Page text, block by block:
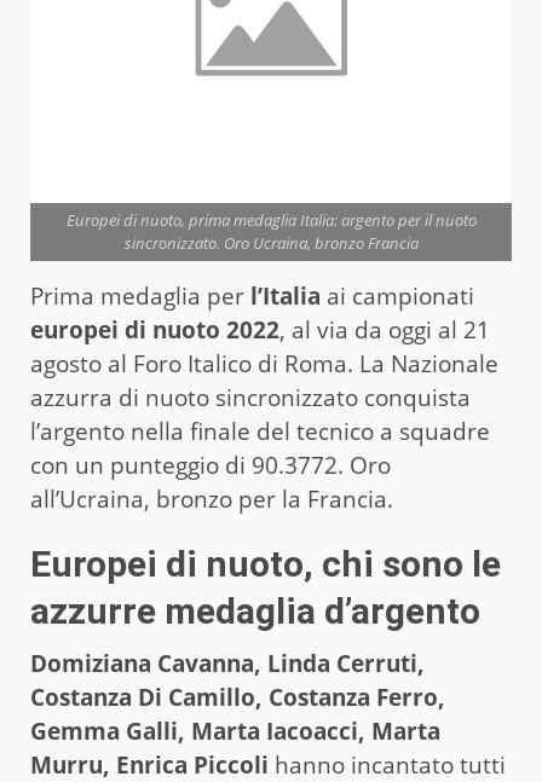
Europei di nuoto, prima medaglia Italia: argento per il nuoto
sincronizzato. Oro Ucraina, bronzo Francia
Prima medaglia per l’Italia ai campionati
europei di nuoto 2022, al via da oggi al 21
agosto al Foro Italico di Roma. La Nazionale
azzurra di nuoto sincronizzato conquista
l’argento nella finale del tecnico a squadre
con un punteggio di 90.3772. Oro
all’Ucraina, bronzo per la Francia.
Europei di nuoto, chi sono le
azzurre medaglia d’argento
Domiziana Cavanna, Linda Cerruti,
Costanza Di Camillo, Costanza Ferro,
Gemma Galli, Marta Iacoacci, Marta
Murru, Enrica Piccoli hanno incantato tutti